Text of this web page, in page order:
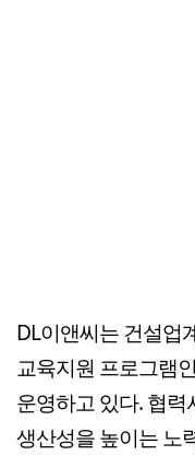
DL이앤씨는 건설업
교육지원 프로그램
운영하고 있다. 협
생산성을 높이는 노